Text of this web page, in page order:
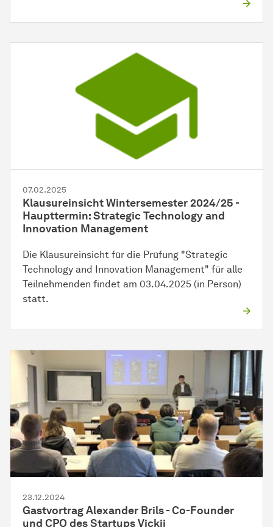
07.02.2025
Klausureinsicht Wintersemester 2024/25 -
Haupttermin: Strategic Technology and
Innovation Management
Die Klausureinsicht für die Prüfung "Strategic
Technology and Innovation Management" für alle
Teilnehmenden findet am 03.04.2025 (in Person)
statt.
23.12.2024
Gastvortrag Alexander Brils - Co-Founder
und CPO des Startups Vickii